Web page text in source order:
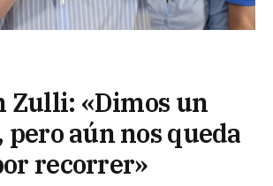
Zulli: «Dimos un
pero aún nos queda
recorrer»